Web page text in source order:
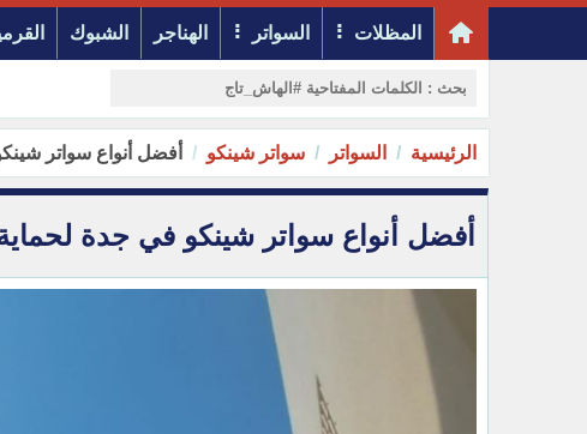
المظلات السواتر الهناجر الشبوك
الرئيسية السواتر سواتر شينكو أفضل أنواع سواتر
أفضل أنواع سواتر شينكو في جدة لحماية